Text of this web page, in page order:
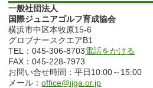
一般社団法人
国際ジュニアゴルフ育成協会
横浜市中区本牧原15-6
グロブナースクエアB1
TEL：045-306-8703電話をかける
FAX：045-228-7973
お問い合せ時間：平日10:00～15:00
メール：office@ijga.or.jp